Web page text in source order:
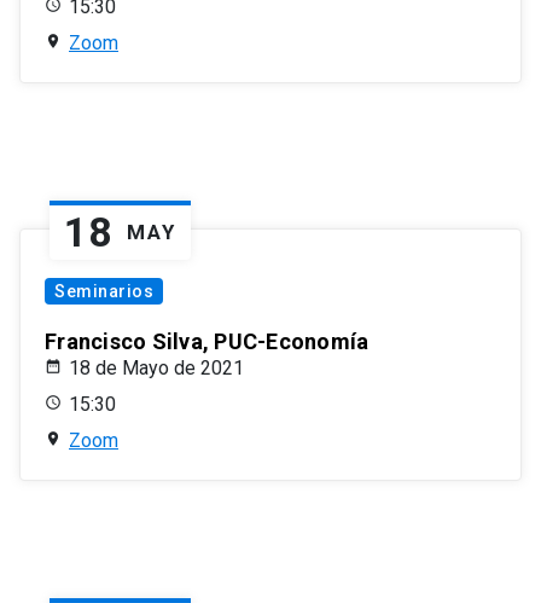
15:30
Zoom
18 MAY
Seminarios
Francisco Silva, PUC-Economía
18 de Mayo de 2021
15:30
Zoom